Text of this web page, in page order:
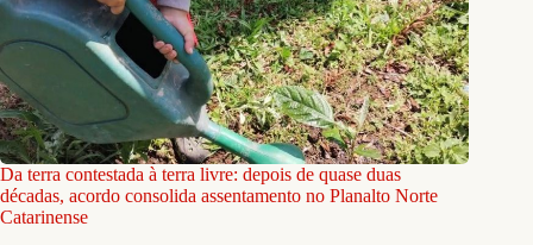
Da terra contestada à terra livre: depois de quase duas
décadas, acordo consolida assentamento no Planalto Norte
Catarinense